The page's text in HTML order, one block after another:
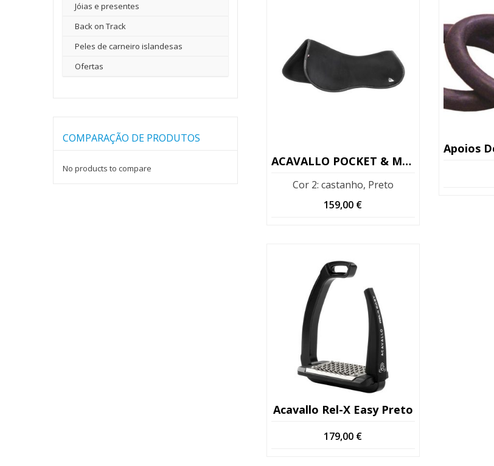
ACAVALLO POCKET & MEMORY FOAM Romance Com Peças De Enchimento
Cor 2: castanho, Preto
159,00 €
Acavallo Rel-X Easy Preto
179,00 €
Jóias e presentes
Back on Track
Peles de carneiro islandesas
Ofertas
COMPARAÇÃO DE PRODUTOS
No products to compare